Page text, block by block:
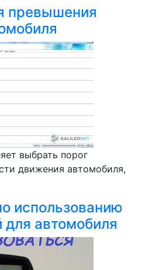
превышения
выбрать порог
движения автомобиля,
использованию
для автомобиля